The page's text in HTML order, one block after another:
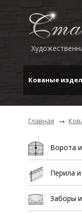
Кованые
Главная
Ворота
Перила
Заборы